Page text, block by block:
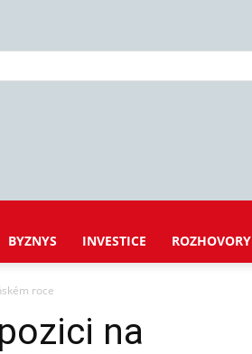
BYZNYS INVESTICE ROZHOVORY
roce
na